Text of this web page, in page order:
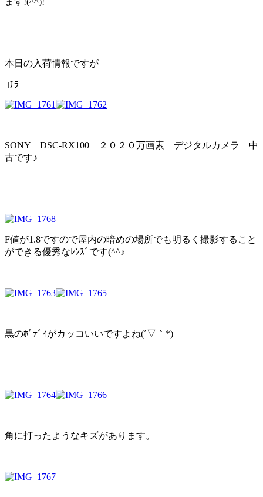
本日の入荷情報ですが
ｺﾁﾗ
SONY DSC-RX100 ２０２０万画素 デジタルカメラ 中
古です♪
F値が1.8ですので屋内の暗めの場所でも明るく撮影すること
ができる優秀なﾚﾝｽﾞです(^^♪
黒のﾎﾞﾃﾞｨがカッコいいですよね(´▽｀*)
角に打ったようなキズがあります。